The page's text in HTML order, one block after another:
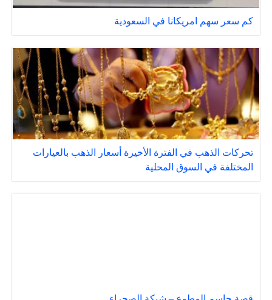
كم سعر سهم امريكانا في السعودية
تحركات الذهب في الفترة الأخيرة أسعار الذهب بالعيارات
المختلفة في السوق المحلية